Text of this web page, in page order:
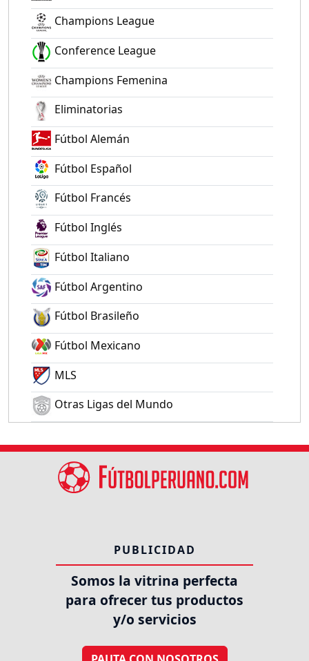
Champions League
Conference League
Champions Femenina
Eliminatorias
Fútbol Alemán
Fútbol Español
Fútbol Francés
Fútbol Inglés
Fútbol Italiano
Fútbol Argentino
Fútbol Brasileño
Fútbol Mexicano
MLS
Otras Ligas del Mundo
PUBLICIDAD
Somos la vitrina perfecta
para ofrecer tus productos
y/o servicios